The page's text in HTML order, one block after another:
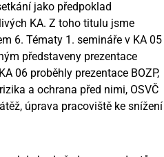
jako předpoklad
KA. Z toho titulu jsme
6. Tématy 1. semináře v KA 05
představeny prezentace
06 proběhly prezentace BOZP,
a ochrana před nimi, OSVČ
úprava pracoviště ke snížení